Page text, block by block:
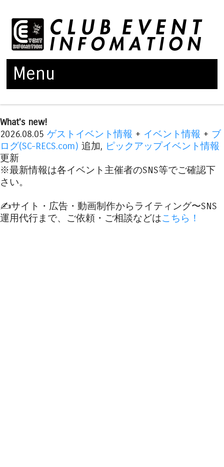
Menu
What's new!
2026.08.05 ゲストイベント情報 + イベント情報 + ブ
ログ(SC-RECS.com) 追加, ピックアップイベント情報
更新
※最新情報は各イベント主催者のSNS等でご確認下
さい。
✍️サイト・広告・動画制作からライティング〜SNS
運用代行まで、ご依頼・ご相談などはこちら！